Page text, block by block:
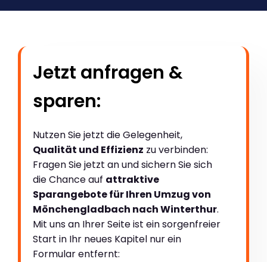
Jetzt anfragen &
sparen:
Nutzen Sie jetzt die Gelegenheit,
Qualität und Effizienz zu verbinden:
Fragen Sie jetzt an und sichern Sie sich
die Chance auf attraktive
Sparangebote für Ihren Umzug von
Mönchengladbach nach Winterthur.
Mit uns an Ihrer Seite ist ein sorgenfreier
Start in Ihr neues Kapitel nur ein
Formular entfernt: